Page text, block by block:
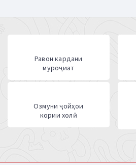
Равон кардани
муроҷиат
Озмуни ҷойҳои
кории холӣ